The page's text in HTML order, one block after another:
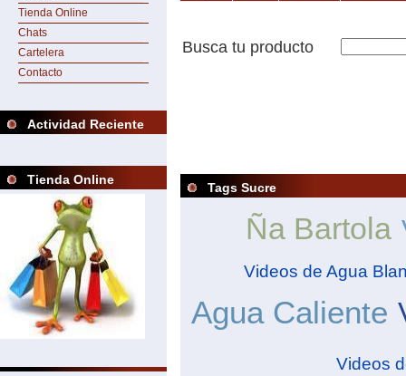
Tienda Online
Chats
Cartelera
Contacto
Actividad Reciente
Tienda Online
Busca tu producto
Tags Sucre
Ña Bartola
Videos de Agua
Agua Caliente
Videos